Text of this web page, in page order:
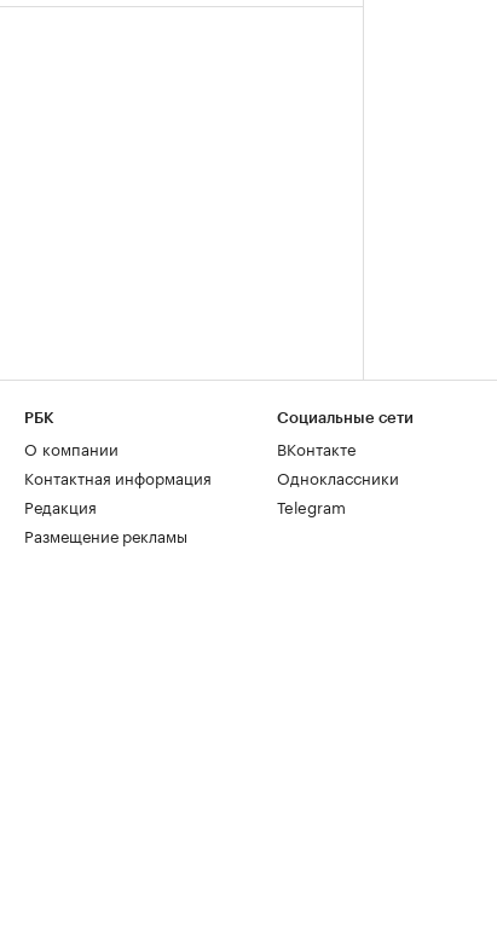
РБК
О компании
Контактная информация
Редакция
Размещение рекламы
Социальные сети
ВКонтакте
Одноклассники
Telegram